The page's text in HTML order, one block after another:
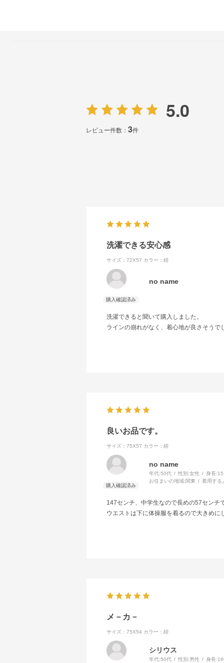
5.0
レビュー件数： 3件
洗濯できる安心感
サイズ：72X57 カラー：紺
no name
洗濯できると聞いて購入しました。
ラインの崩れがなく、着心地が良さそうで
良いお品です。
サイズ：75X57 カラー：紺
no name
年代:50代 性別:女性 身長:
お住まいの地域:関東 着用する
147センチ、中学生なので長めの57センチ
ウエストは下に体操服を着るので大きめ
メ－カ－
サイズ：75X54 カラー：紺
シリウス
年代:50代 性別:男性 身長: